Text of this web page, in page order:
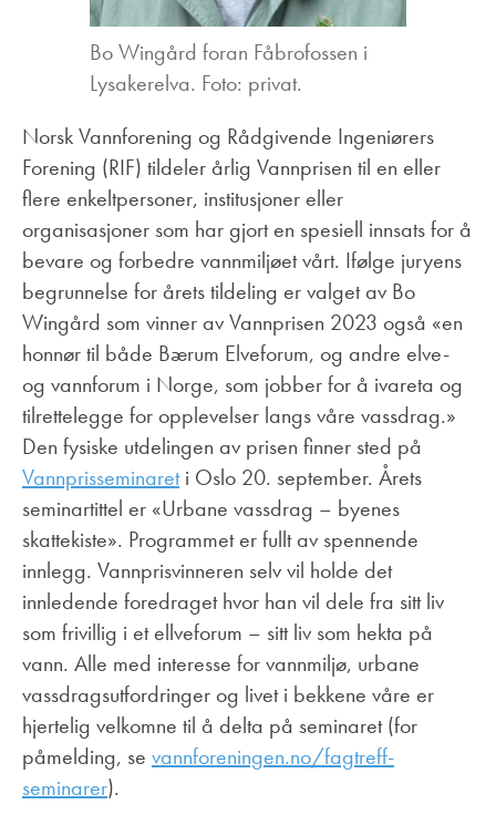
Bo Wingård foran Fåbrofossen i
Lysakerelva. Foto: privat.
Norsk Vannforening og Rådgivende Ingeniørers
Forening (RIF) tildeler årlig Vannprisen til en eller
flere enkeltpersoner, institusjoner eller
organisasjoner som har gjort en spesiell innsats for å
bevare og forbedre vannmiljøet vårt. Ifølge juryens
begrunnelse for årets tildeling er valget av Bo
Wingård som vinner av Vannprisen 2023 også «en
honnør til både Bærum Elveforum, og andre elve-
og vannforum i Norge, som jobber for å ivareta og
tilrettelegge for opplevelser langs våre vassdrag.»
Den fysiske utdelingen av prisen finner sted på
Vannprisseminareti Oslo 20. september. Årets
seminartittel er «Urbane vassdrag – byenes
skattekiste». Programmet er fullt av spennende
innlegg. Vannprisvinneren selv vil holde det
innledende foredraget hvor han vil dele fra sitt liv
som frivillig i et ellveforum – sitt liv som hekta på
vann. Alle med interesse for vannmiljø, urbane
vassdragsutfordringer og livet i bekkene våre er
hjertelig velkomne til å delta på seminaret (for
påmelding, se vannforeningen.no/fagtreff-
seminarer).